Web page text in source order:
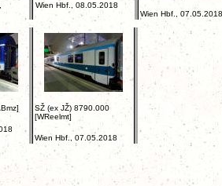
Wien Hbf., 08.05.2018
Wien Hbf., 07.05.2018
SŽ (ex JŽ) 8790.000
[WReelmt]
Wien Hbf., 07.05.2018